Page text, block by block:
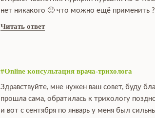
нет никакого 🙁 что можно ещё применить ?
Читать ответ
#Online консультация врача-трихолога
Здравствуйте, мне нужен ваш совет, буду
прошла сама, обратилась к трихологу
и вот с сентября по январь у меня был